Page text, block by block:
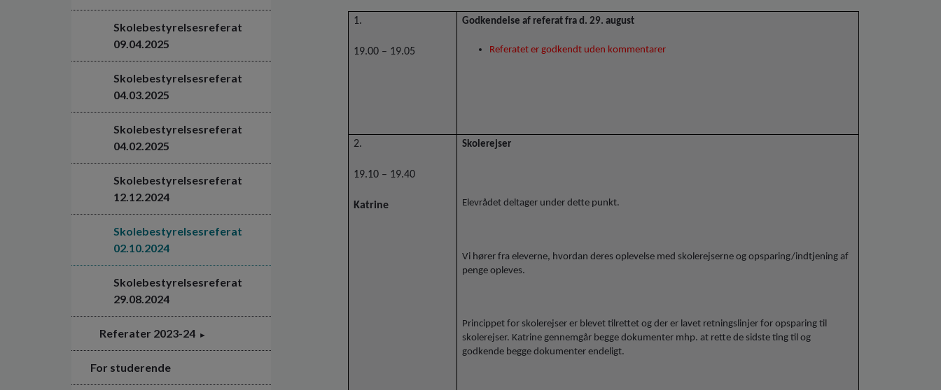
Skolebestyrelsesreferat
09.04.2025
Skolebestyrelsesreferat
04.03.2025
Skolebestyrelsesreferat
04.02.2025
Skolebestyrelsesreferat
12.12.2024
Skolebestyrelsesreferat
02.10.2024
Skolebestyrelsesreferat
29.08.2024
Referater 2023-24
For studerende
1.
19.00 – 19.05
Godkendelse af referat fra d. 29. august
Referatet er godkendt uden kommentarer
2.
19.10 – 19.40
Katrine
Skolerejser
Elevrådet deltager under dette punkt.
Vi hører fra eleverne, hvordan deres oplevelse med skolerejserne og opsparing/indtjening af
penge opleves.
Princippet for skolerejser er blevet tilrettet og der er lavet retningslinjer for opsparing til
skolerejser. Katrine gennemgår begge dokumenter mhp. at rette de sidste ting til og
godkende begge dokumenter endeligt.